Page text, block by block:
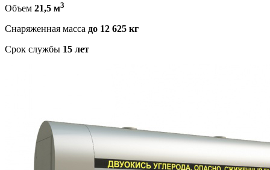
Объем 21,5 м3
Снаряженная масса до 12 625 кг
Срок службы 15 лет